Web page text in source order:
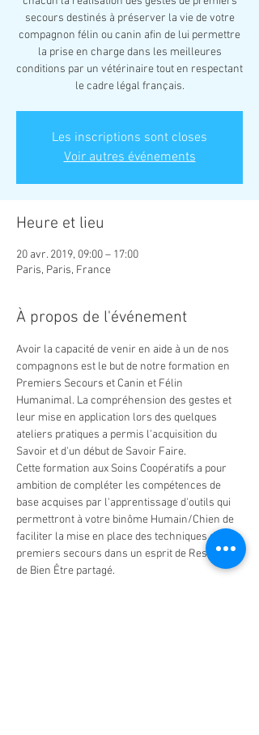
secours destinés à préserver la vie de votre
compagnon félin ou canin afin de lui permettre
la prise en charge dans les meilleures
conditions par un vétérinaire tout en respectant
le cadre légal français.
Les inscriptions sont closes
Voir autres événements
Heure et lieu
20 avr. 2019, 09:00 – 17:00
Paris, Paris, France
À propos de l'événement
Avoir la capacité de venir en aide à un de nos
compagnons est le but de notre formation en
Premiers Secours et Canin et Félin
Humanimal. La compréhension des gestes et
leur mise en application lors des quelques
ateliers pratiques a permis l'acquisition du
Savoir et d'un début de Savoir Faire.
Cette formation aux Soins Coopératifs a pour
ambition de compléter les compétences de
base acquises par l'apprentissage d'outils qui
permettront à votre binôme Humain/Chien de
faciliter la mise en place des techniques de
premiers secours dans un esprit de Respect et
de Bien Être partagé.